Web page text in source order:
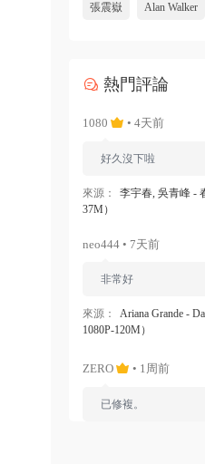
張震嶽 Alan Walker
熱門評論
1080 • 4天前
好久沒下啦
來源：
李宇春, 吳青峰 -
37M）
neo444 • 7天前
非常好
來源：
Ariana Grande -
1080P-120M）
ZERO • 1周前
已修複。